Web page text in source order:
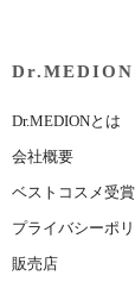
Dr.MEDION
Dr.MEDIONとは
会社概要
ベストコスメ受
プライバシーポ
販売店